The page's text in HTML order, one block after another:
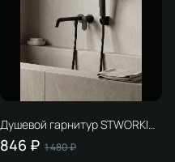
Душевой гарнитур STWORKI
Готланд S13195BK матовый
черный
846 ₽ 1 480 ₽